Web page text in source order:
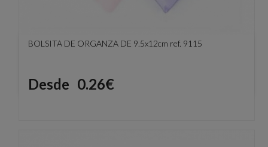
BOLSITA DE ORGANZA DE 9.5x12cm ref. 9115
Precio
Desde 0.26€